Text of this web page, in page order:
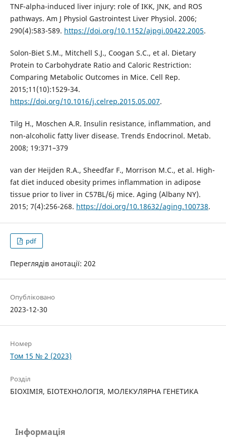
TNF-alpha-induced liver injury: role of IKK, JNK, and ROS
pathways. Am J Physiol Gastrointest Liver Physiol. 2006;
290(4):583-589. https://doi.org/10.1152/ajpgi.00422.2005.
Solon-Biet S.M., Mitchell S.J., Coogan S.C., et al. Dietary
Protein to Carbohydrate Ratio and Caloric Restriction:
Comparing Metabolic Outcomes in Mice. Cell Rep.
2015;11(10):1529-34.
https://doi.org/10.1016/j.celrep.2015.05.007.
Tilg H., Moschen A.R. Insulin resistance, inflammation, and
non-alcoholic fatty liver disease. Trends Endocrinol. Metab.
2008; 19:371–379
van der Heijden R.A., Sheedfar F., Morrison M.C., et al. High-
fat diet induced obesity primes inflammation in adipose
tissue prior to liver in C57BL/6j mice. Aging (Albany NY).
2015; 7(4):256-268. https://doi.org/10.18632/aging.100738.
pdf
Переглядів анотації: 202
Опубліковано
2023-12-30
Номер
Том 15 № 2 (2023)
Розділ
БІОХІМІЯ, БІОТЕХНОЛОГІЯ, МОЛЕКУЛЯРНА ГЕНЕТИКА
Інформація